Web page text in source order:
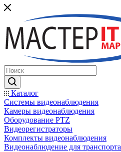
Каталог
Системы видеонаблюдения
Камеры видеонаблюдения
Оборудование PTZ
Видеорегистраторы
Комплекты видеонаблюдения
Видеонаблюдение для транспорта